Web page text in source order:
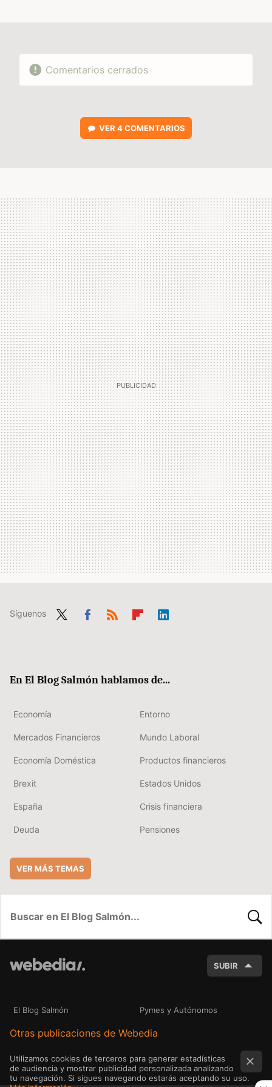
Comentarios cerrados
VER 4 COMENTARIOS
Síguenos
En El Blog Salmón hablamos de...
Economía Entorno
Mercados Financieros Mundo Laboral
Economía Doméstica Productos financieros
Brexit Estados Unidos
España Crisis financiera
Deuda Pensiones
VER MÁS TEMAS
SUBIR
El Blog Salmón Pymes y Autónomos
Otras publicaciones de Webedia
Utilizamos cookies de terceros para generar estadísticas
de audiencia y mostrar publicidad personalizada analizando
tu navegación. Si sigues navegando estarás aceptando su uso.